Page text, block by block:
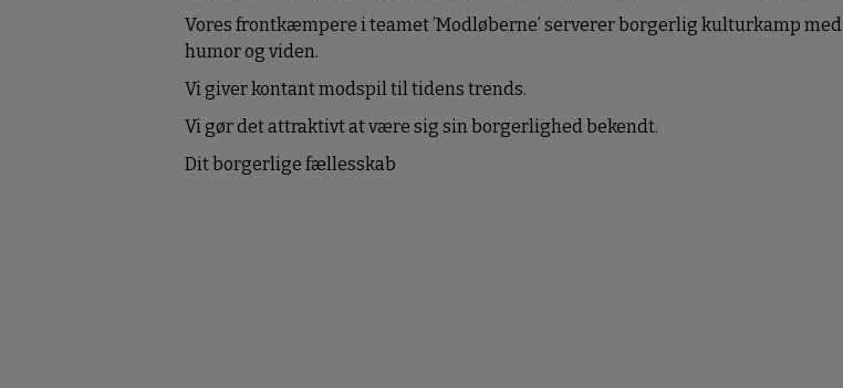
Vores frontkæmpere i teamet ’Modløberne’ serverer borgerlig kulturkamp
humor og viden.
Vi giver kontant modspil til tidens trends.
Vi gør det attraktivt at være sig sin borgerlighed bekendt.
Dit borgerlige fællesskab